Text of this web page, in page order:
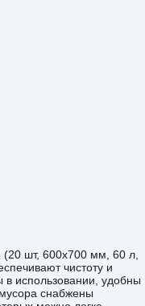
шт, 600х700 мм, 60 л,
чистоту и
в использовании, удобны
снабжены